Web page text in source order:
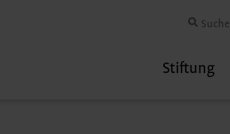
Suche
Stiftung